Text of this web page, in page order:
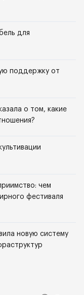
для
поддержку от
о том, какие
чем
фестиваля
новую систему